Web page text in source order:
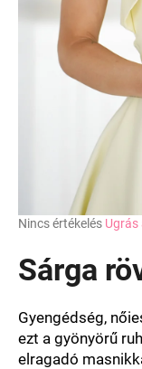
A
átlagos
értékelése
0,0
csillag.
Nincs értékelés Ugrás
Sárga
Gyengédség,
ezt a gyönyörű
elragadó